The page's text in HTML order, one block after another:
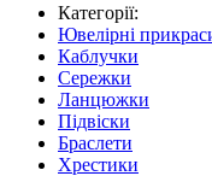
Категорії:
Ювелірні
Каблучки
Сережки
Ланцюжки
Підвіски
Браслети
Хрестики